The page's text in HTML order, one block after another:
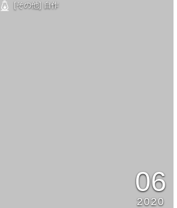
[その他] 自作
06
2020